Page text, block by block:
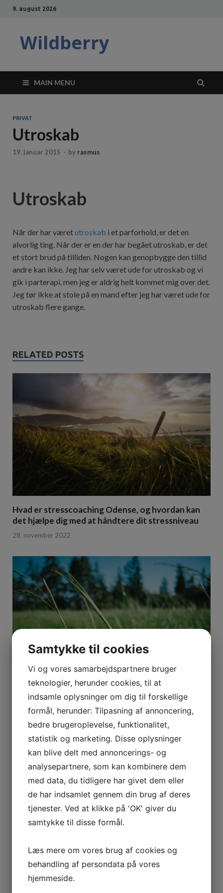
9. august 2026
Wildberry
MAIN MENU
PRIVAT
Utroskab
19. januar 2015 - by rasmus
Utroskab
Når der har væretutroskab i et parforhold, er det en
alvorlig ting. Når der er en der har begået utroskab, er det
et stort brud på tilliden. Nogen kan genopbygge den tillid
andre kan ikke. Jeg har selv været ude for utroskab og vi
gik i parterapi, men jeg er aldrig helt kommet mig over det.
Jeg tør ikke at stole på en mand efter jeg har været ude for
utroskab flere gange.
RELATED POSTS
Hvad er stresscoaching Odense, og hvordan kan
det hjælpe dig med at håndtere dit stressniveau
28. november 2022
Bedemand med nærvær
13. oktober 2022
Samtykke til cookies
Vi og vores samarbejdspartnere bruger
teknologier, herunder cookies, til at
indsamle oplysninger om dig til forskellige
formål, herunder: Tilpasning af annoncering,
bedre brugeroplevelse, funktionalitet,
statistik og marketing. Disse oplysninger
kan blive delt med annoncerings- og
analysepartnere, som kan kombinere dem
med data, du tidligere har givet dem eller
de har indsamlet gennem din brug af deres
tjenester. Ved at klikke på 'OK' giver du
samtykke til disse formål.
Læs mere om vores brug af cookies og
behandling af persondata på vores
hjemmeside.